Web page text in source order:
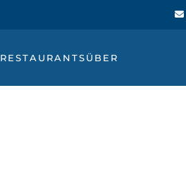
RESTAURANTSÜBER